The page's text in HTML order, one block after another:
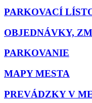
PARKOVACÍ
OBJEDNÁVKY,
PARKOVANIE
MAPY MESTA
PREVÁDZKY V